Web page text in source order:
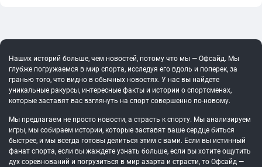
Наших историй больше, чем новостей, потому что мы — Офсайд. Мы
глубже погружаемся в мир спорта, исследуя его вдоль и поперек, за
гранью того, что видно в обычных новостях. У нас вы найдете
уникальные ракурсы, интересные факты и истории о спортсменах,
которые заставят вас взглянуть на спорт совершенно по-новому.
Мы предлагаем не просто новости, а страсть к спорту. Мы анализируем
игры, мы собираем истории, которые заставят ваше сердце биться
быстрее, и мы всегда готовы делиться этим с вами. Если вы истинный
фанат спорта, если вы жаждете узнать больше, если вы хотите ощутить
дух соревнований и погрузиться в мир азарта и страсти, то Офсайд —